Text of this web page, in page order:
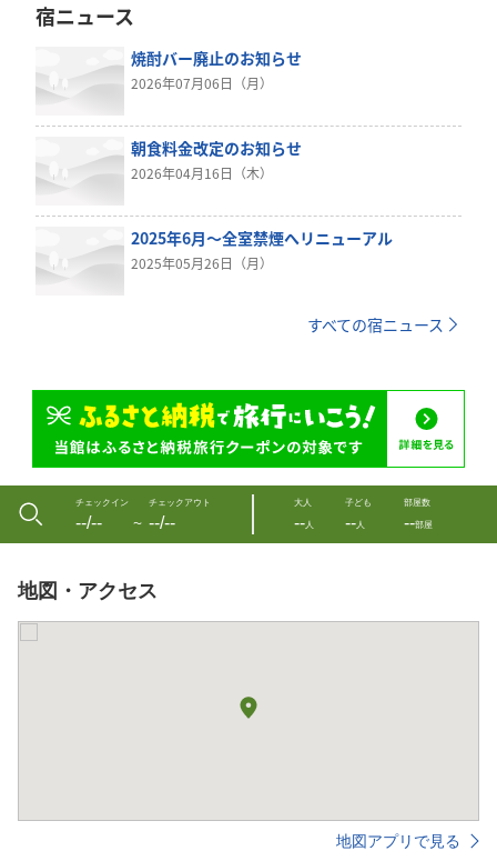
宿ニュース
焼酎バー廃止のお知らせ
2026年07月06日（月）
朝食料金改定のお知らせ
2026年04月16日（木）
2025年6月～全室禁煙へリニューアル
2025年05月26日（月）
すべての宿ニュース
チェックイン
--/-- 〜
チェックアウト
--/--
大人
--人
子ども
--人
部屋数
--部屋
地図・アクセス
地図アプリで見る